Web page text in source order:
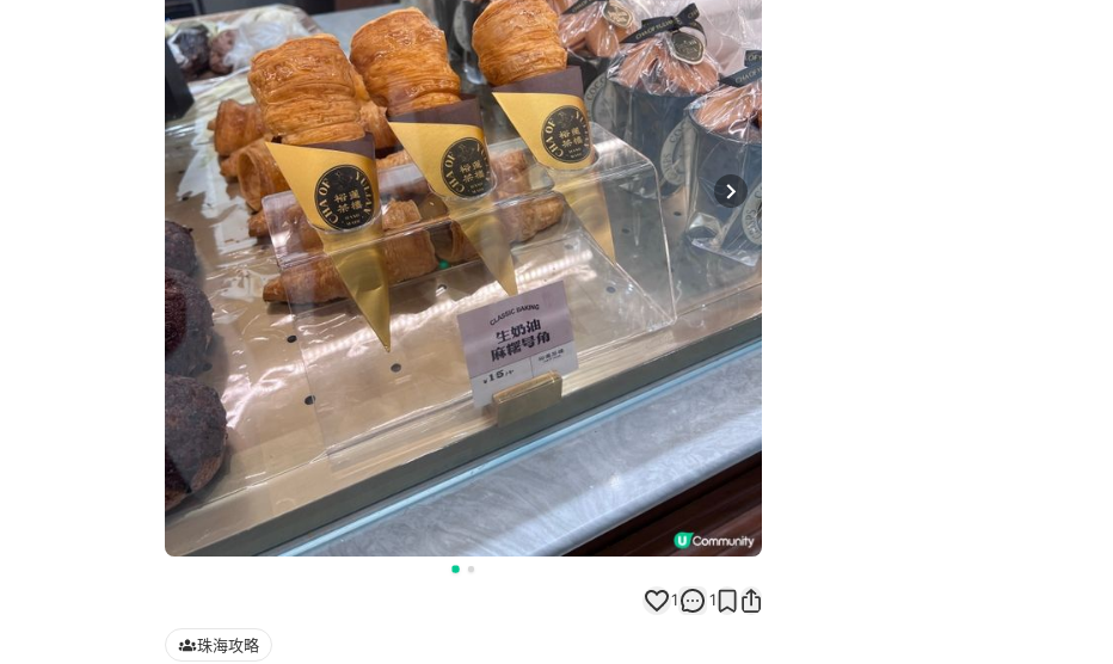
Next slide
1 1
珠海攻略